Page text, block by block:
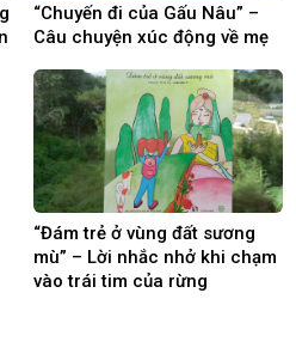
“Chuyến đi của Gấu Nâu” –
Câu chuyện xúc động về mẹ
“Đám trẻ ở vùng đất sương
mù” – Lời nhắc nhở khi chạm
vào trái tim của rừng